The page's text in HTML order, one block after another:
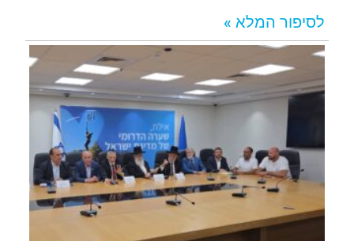
לסיפור המלא »